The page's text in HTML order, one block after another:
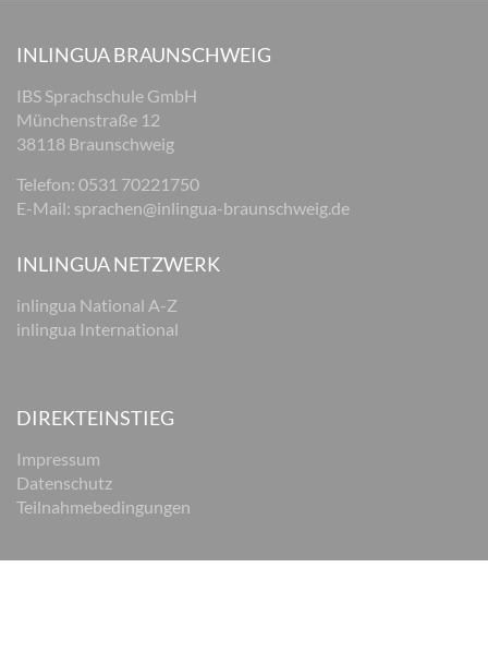
INLINGUA BRAUNSCHWEIG
IBS Sprachschule GmbH
Münchenstraße 12
38118 Braunschweig
Telefon: 0531 70221750
E-Mail: sprachen@inlingua-braunschweig.de
INLINGUA NETZWERK
inlingua National A-Z
inlingua International
DIREKTEINSTIEG
Impressum
Datenschutz
Teilnahmebedingungen